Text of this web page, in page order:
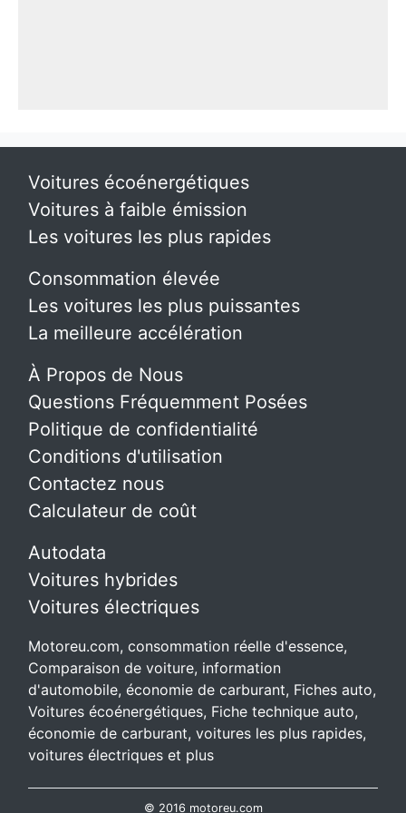
Voitures écoénergétiques
Voitures à faible émission
Les voitures les plus rapides
Consommation élevée
Les voitures les plus puissantes
La meilleure accélération
À Propos de Nous
Questions Fréquemment Posées
Politique de confidentialité
Conditions d'utilisation
Contactez nous
Calculateur de coût
Autodata
Voitures hybrides
Voitures électriques
Motoreu.com, consommation réelle d'essence,
Comparaison de voiture, information
d'automobile, économie de carburant, Fiches auto,
Voitures écoénergétiques, Fiche technique auto,
économie de carburant, voitures les plus rapides,
voitures électriques et plus
© 2016 motoreu.com